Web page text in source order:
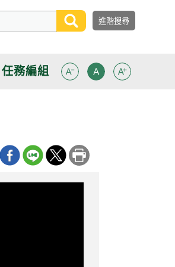
任務編組